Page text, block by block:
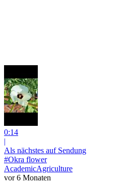
0:14
|
Als nächstes auf Sendung
#Okra flower
AcademicAgriculture
vor 6 Monaten